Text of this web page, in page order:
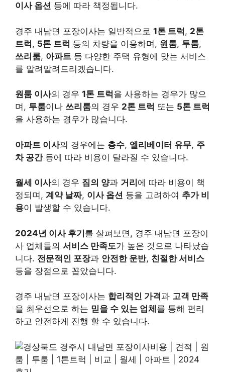
이사 옵션 등에 따라 책정됩니다.
경주 내남면 포장이사는 일반적으로 1톤 트럭, 2톤
트럭, 5톤 트럭 등의 차량을 이용하며, 원룸, 투룸,
쓰리룸, 아파트 등 다양한 주택 유형에 맞는 서비스
를 알려알려드리겠습니다.
원룸 이사의 경우 1톤 트럭 을 사용하는 경우가 많으
며, 투룸이나 쓰리룸의 경우 2톤 트럭 또는 5톤 트럭
을 사용하는 경우가 많습니다.
아파트 이사의 경우에는 층수, 엘리베이터 유무, 주
차 공간등에 따라 비용이 달라질 수 있습니다.
월세 이사의 경우 짐의 양과 거리 에 따라 비용이 책
정되며, 계약 날짜, 이사 옵션 등을 고려하여 추가 비
용이 발생할 수 있습니다.
2024년 이사 후기를 살펴보면, 경주 내남면 포장이
사 업체들의 서비스 만족도가 높은 것으로 나타났습
니다. 전문적인 포장과 안전한 운반, 친절한 서비스
등을 장점으로 꼽았습니다.
경주 내남면 포장이사는 합리적인 가격과 고객 만족
을 최우선으로 하는 믿을 수 있는 업체 를 통해 편리
하고 안전하게 진행 할 수 있습니다.